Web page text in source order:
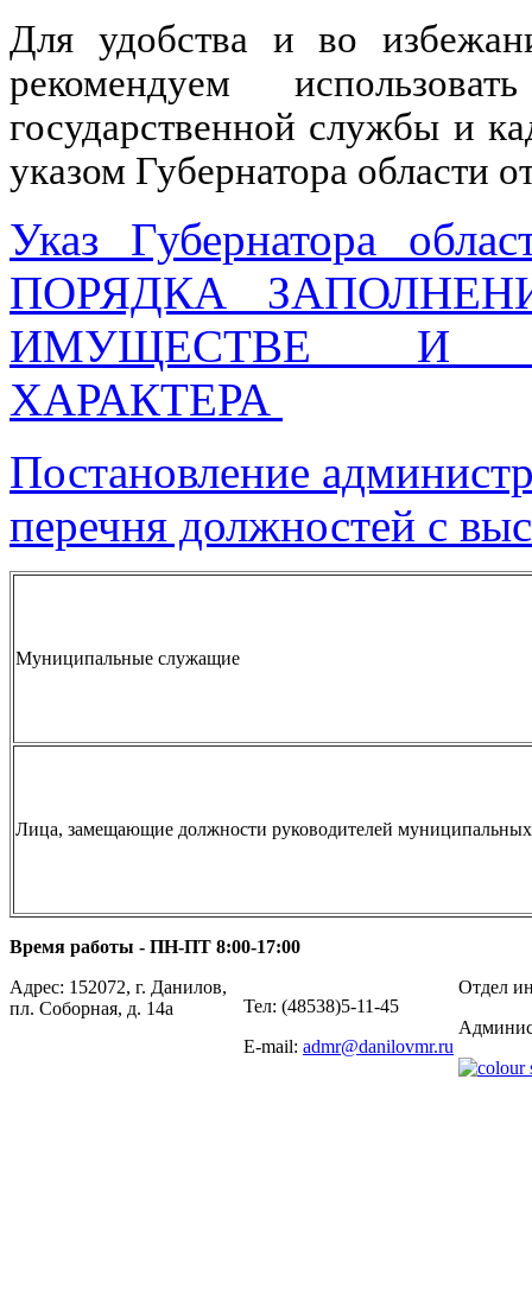
Для удобства и во
рекомендуем
государственной службы и
указом Губернатора области
Указ Губернатора
ПОРЯДКА
ИМУЩЕСТВЕ И
ХАРАКТЕРА
Постановление
перечня должностей с
Муниципальные служащие
Лица, замещающие должности руководителей
Время работы - ПН-ПТ 8:00-17:00
Адрес: 152072, г. Данилов,
пл. Соборная, д. 14а
Тел: (48538)5-11-45
E-mail: admr@danilovmr.ru
Отдел